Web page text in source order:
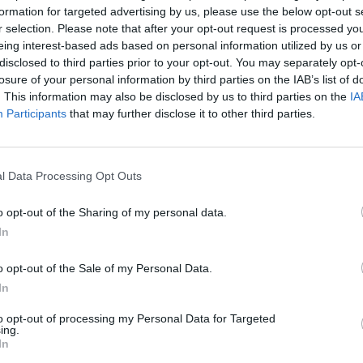
for targeted advertising by us, please use the below opt-out
selection. Please note that after your opt-out request is processed
interest-based ads based on personal information utilized by us
to third parties prior to your opt-out. You may separately
of your personal information by third parties on the IAB’s list of
This information may also be disclosed by us to third parties on the
Participants that may further disclose it to other third parties.
Data Processing Opt Outs
opt-out of the Sharing of my personal data.
opt-out of the Sale of my Personal Data.
opt-out of processing my Personal Data for Targeted
biztost nevez ki a gyermekvédelemben
már a héten döntés születhet egy egymilliárd
- jelentette be Magyar Péter hétfőn a
aki az Országgyűlés plenáris ülése előtt szólt a
posztjában azt emelte ki, hogy a most kezdődő ülésszakban
portfolio.hu hírarchívumához tartozik, melynek olvasása